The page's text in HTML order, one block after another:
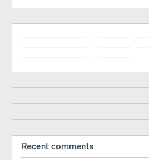
Recent comments